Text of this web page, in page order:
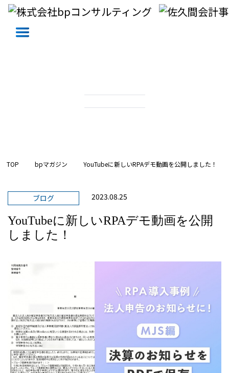
TOP bpマガジン YouTubeに新しいRPAデモ動画を公開しました！
ブログ 2023.08.25
YouTubeに新しいRPAデモ動画を公開
しました！